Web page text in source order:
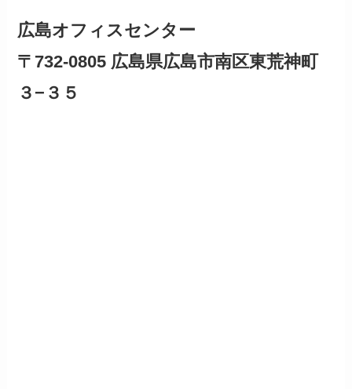
広島オフィスセンター
〒732-0805 広島県広島市南区東荒神町
３−３５